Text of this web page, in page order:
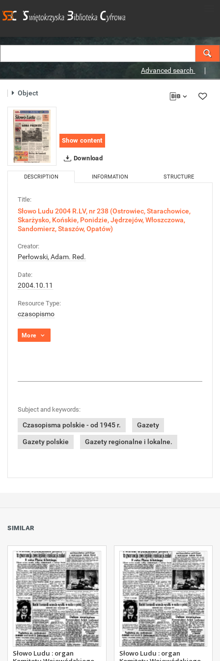
Advanced search
Object
Show content
Download
DESCRIPTION INFORMATION STRUCTURE
Title:
Słowo Ludu 2004 R.LV, nr 238 (Ostrowiec, Starachowice,
Skarżysko, Końskie, Ponidzie, Jędrzejów, Włoszczowa,
Sandomierz, Staszów, Opatów)
Creator:
Perłowski, Adam. Red.
Date:
2004.10.11
Resource Type:
czasopismo
More
Subject and keywords:
Czasopisma polskie - od 1945 r. Gazety
Gazety polskie Gazety regionalne i lokalne.
SIMILAR
Słowo Ludu : organ
Słowo Ludu : organ